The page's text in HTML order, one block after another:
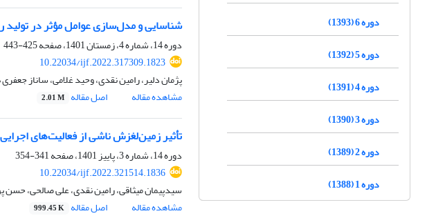
شناسایی و مدل‌سازی عوامل مؤثر در
دوره 14، شماره 4، زمستان 1401، صفحه
425-443
10.22034/ijf.2022.317309.1823
پژمان دلیر، رامین نقدی، وحید غلامی، ساناز
مشاهده مقاله
اصل مقاله 2.01 M
تأثیر زمین‌لغزش ناشی از فعالیت‌های
دوره 14، شماره 3، پاییز 1401، صفحه
341-354
10.22034/ijf.2022.321514.1836
سیدپیمان میثاقی، رامین نقدی، علی صالحی، حسن
مشاهده مقاله
اصل مقاله 999.45 K
دوره 6 (1393)
دوره 5 (1392)
دوره 4 (1391)
دوره 3 (1390)
دوره 2 (1389)
دوره 1 (1388)